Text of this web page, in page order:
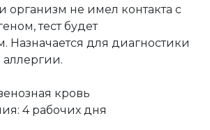
организм не имел контакта с
тест будет
Назначается для диагностики
кровь
4 рабочих дня